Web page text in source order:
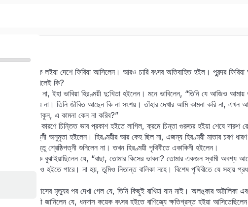
স্ত্রী ও কন্যাকে লইয়া দেশে ফিরিয়া আসিলেন। আরও চারি বৎসর অতিবাহিত হইল। পুরন্দর
কি, না ফিরিলেই কি?
বৎসরে ফিরিল না, ইহা ভাবিয়া হিরণ্ময়ী দু:খিতা হইলেন। মনে ভাবিলেন, “তিনি যে আজিও আমায়
কদাচ সম্ভবে না। তিনি জীবিত আছেন কি না সংশয়। তাঁহার দেখার আমি কামনা করি না, এখন
সুহৃৎ বাঁচিয়া থাকুন, এ কামনা কেন না করিব?”
না কোন কারণে চিন্তিত ভাব প্রকাশ হইতে লাগিল, ক্রমে চিন্তা গুরুতর হইয়া শেষে দারুণ
ধনদাসের পত্নী অনুমৃতা হইলেন। হিরণ্ময়ীর আর কেহ ছিল না, এজন্য হিরণ্ময়ী মাতার চরণ
মরিও না। কিন্তু শ্রেষ্ঠিপত্নী শুনিলেন না। তখন হিরণ্ময়ী পৃথিবীতে একাকিনী হইলেন।
মাতা তাঁহাকে বুঝাইয়াছিলেন যে, “বাছা, তোমার কিসের ভাবনা? তোমার একজন স্বামী অবশ্য
সাক্ষাৎ হইলেও হইতে পারে। না হয়, তুমিও নিতান্ত বালিকা নহে। বিশেষ পৃথিবীতে যে সহায়
হইল–ধনদাসের মৃত্যুর পর দেখা গেল যে, তিনি কিছুই রাখিয়া যান নাই। অলঙ্কার অট্টালিকা
হিরণ্ময়ী জানিলেন যে, ধনদাস কয়েক বৎসর হইতে বাণিজ্যে ক্ষতিগ্রস্ত হইয়া
Sign in
Sign in
Don’t have an account?Sign up